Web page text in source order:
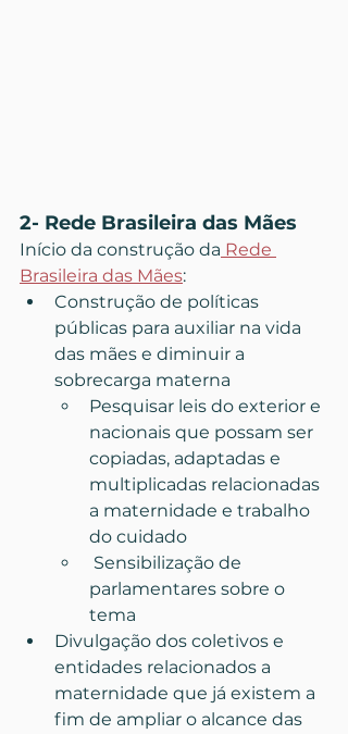
2- Rede Brasileira das Mães
Início da construção da Rede
Brasileira das Mães:
Construção de políticas
públicas para auxiliar na vida
das mães e diminuir a
sobrecarga materna
Pesquisar leis do exterior e
nacionais que possam ser
copiadas, adaptadas e
multiplicadas relacionadas
a maternidade e trabalho
do cuidado
Sensibilização de
parlamentares sobre o
tema
Divulgação dos coletivos e
entidades relacionados a
maternidade que já existem a
fim de ampliar o alcance das